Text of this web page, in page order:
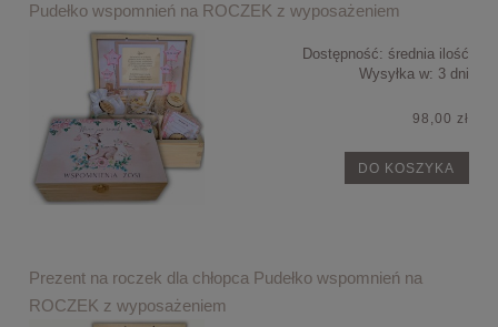
Pudełko wspomnień na ROCZEK z wyposażeniem
Dostępność: średnia ilość
Wysyłka w: 3 dni
98,00 zł
DO KOSZYKA
Prezent na roczek dla chłopca Pudełko wspomnień na
ROCZEK z wyposażeniem